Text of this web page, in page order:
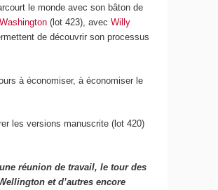
le monde avec son bâton de
(lot 423), avecWilly
de découvrir son processus
à économiser, à économiser le
les versions manuscrite (lot 420)
réunion de travail, le tour des
et d’autres encore